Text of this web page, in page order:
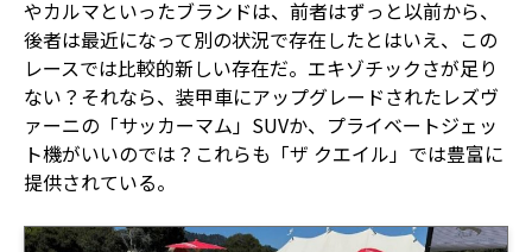
やカルマといったブランドは、前者はずっと以前から、
後者は最近になって別の状況で存在したとはいえ、この
レースでは比較的新しい存在だ。エキゾチックさが足り
ない？それなら、装甲車にアップグレードされたレズヴ
ァーニの「サッカーマム」SUVか、プライベートジェッ
ト機がいいのでは？これらも「ザ クエイル」では豊富に
提供されている。